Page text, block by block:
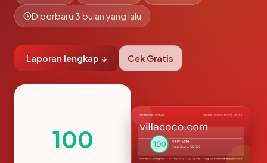
Diperbarui3 bulan yang lalu
Laporan lengkap ↓ Cek Gratis
100